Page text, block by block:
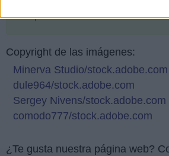
Responder:TARDE
Copyright de las imágenes:
Minerva Studio/stock.adobe.com
dule964/stock.adobe.com
Sergey Nivens/stock.adobe.com
comodo777/stock.adobe.com
¿Te gusta nuestra página web?